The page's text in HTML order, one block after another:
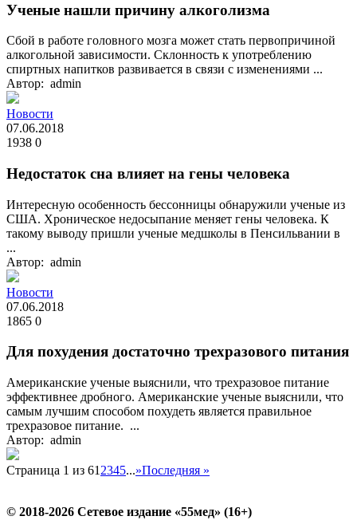
Ученые нашли причину алкоголизма
Сбой в работе головного мозга может стать первопричиной
алкогольной зависимости. Склонность к употреблению
спиртных напитков развивается в связи с изменениями ...
Автор: admin
Новости
07.06.2018
1938 0
Недостаток сна влияет на гены человека
Интересную особенность бессонницы обнаружили ученые из
США. Хроническое недосыпание меняет гены человека. К
такому выводу пришли ученые медшколы в Пенсильвании в
...
Автор: admin
Новости
07.06.2018
1865 0
Для похудения достаточно трехразового питания
Американские ученые выяснили, что трехразовое питание
эффективнее дробного. Американские ученые выяснили, что
самым лучшим способом похудеть является правильное
трехразовое питание. ...
Автор: admin
Страница 1 из 61 2345...»Последняя »
© 2018-2026 Сетевое издание «55мед» (16+)